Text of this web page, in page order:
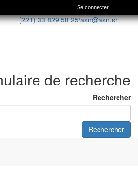
Se connecter
(221) 33 829 58 25/asn@asn.sn
de recherche
Rechercher
Rechercher